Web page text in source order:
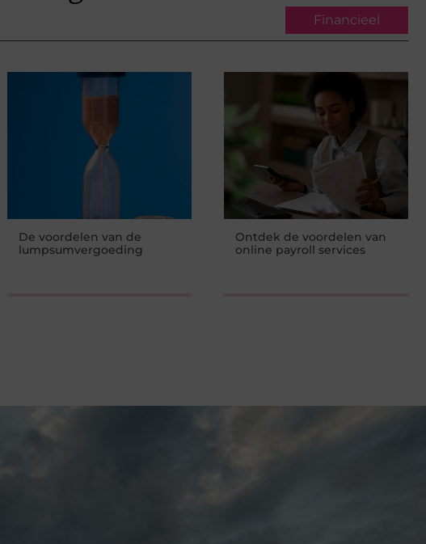
Financieel
De voordelen van de
lumpsumvergoeding
Ontdek de voordelen van
online payroll services